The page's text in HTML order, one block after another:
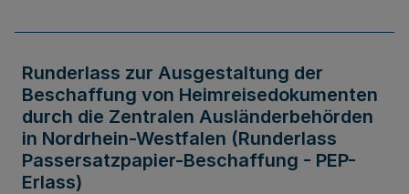
Runderlass zur Ausgestaltung der
Beschaffung von Heimreisedokumenten
durch die Zentralen Ausländerbehörden
in Nordrhein-Westfalen (Runderlass
Passersatzpapier-Beschaffung - PEP-
Erlass)